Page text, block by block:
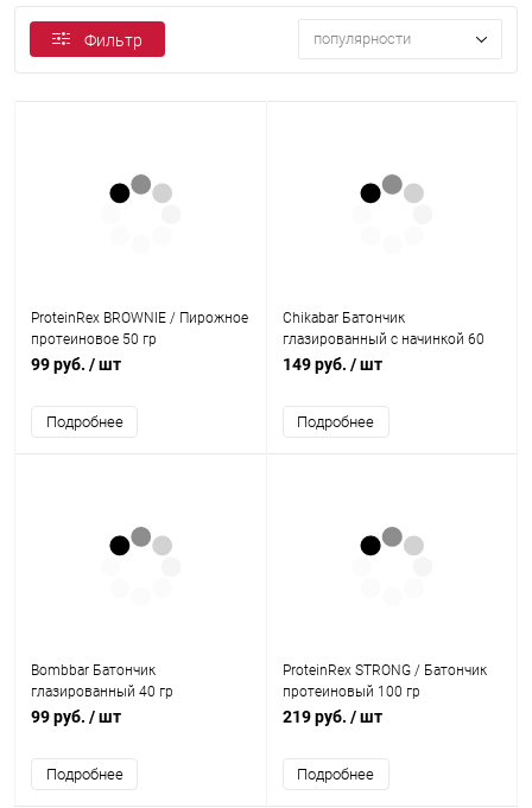
Фильтр популярности
ProteinRex BROWNIE / Пирожное
протеиновое 50 гр
99 руб. / шт
Подробнее
Chikabar Батончик
глазированный с начинкой 60
гр
149 руб. / шт
Подробнее
Bombbar Батончик
глазированный 40 гр
99 руб. / шт
Подробнее
ProteinRex STRONG / Батончик
протеиновый 100 гр
219 руб. / шт
Подробнее